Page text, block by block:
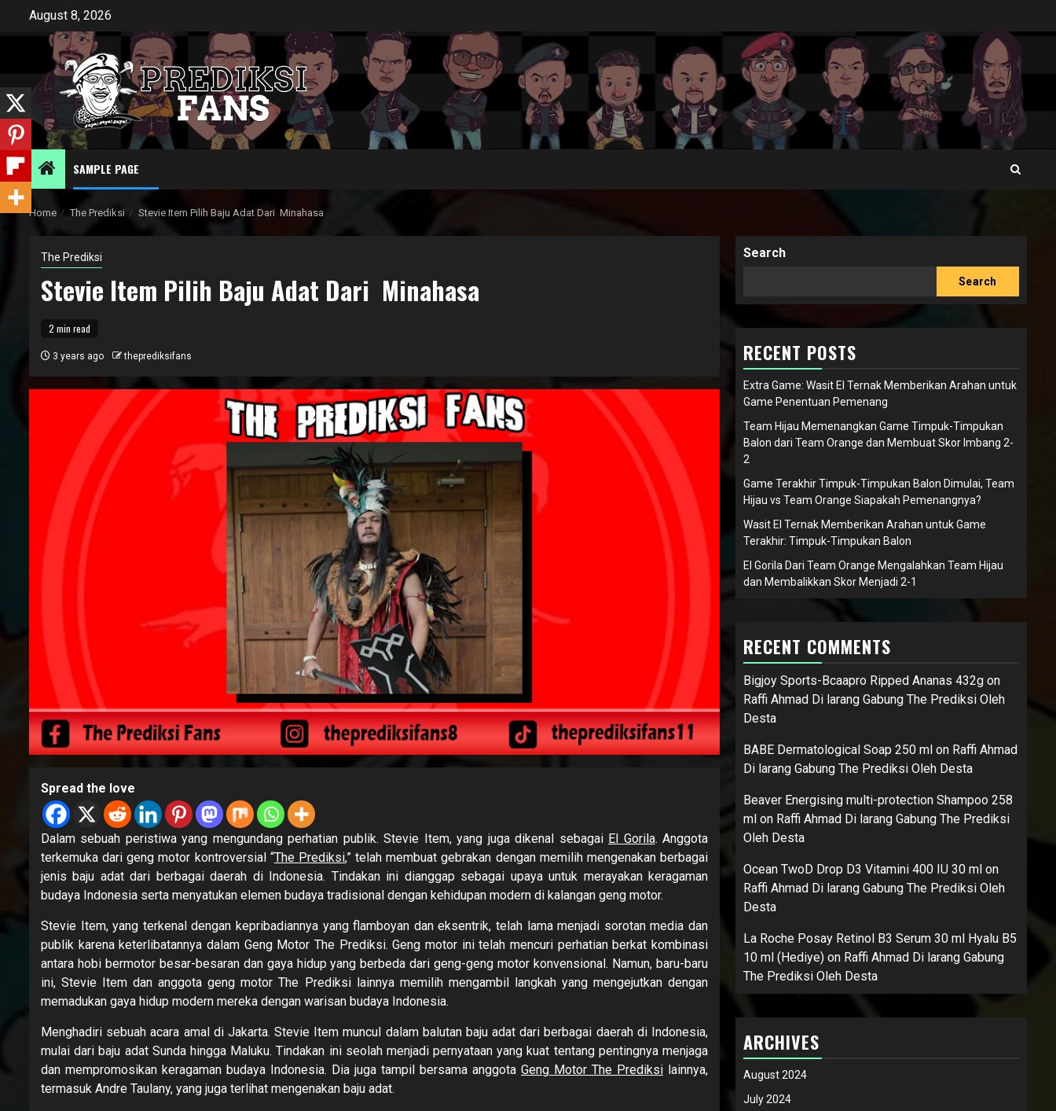
August 8, 2026
SAMPLE PAGE
Home The Prediksi Stevie Item Pilih Baju Adat Dari Minahasa
The Prediksi
Stevie Item Pilih Baju Adat Dari Minahasa
2 min read
3 years ago theprediksifans
Spread the love
Dalam sebuah peristiwa yang mengundang perhatian publik. Stevie Item, yang juga dikenal sebagai El Gorila. Anggota
terkemuka dari geng motor kontroversial “The Prediksi,” telah membuat gebrakan dengan memilih mengenakan berbagai
jenis baju adat dari berbagai daerah di Indonesia. Tindakan ini dianggap sebagai upaya untuk merayakan keragaman
budaya Indonesia serta menyatukan elemen budaya tradisional dengan kehidupan modern di kalangan geng motor.
Stevie Item, yang terkenal dengan kepribadiannya yang flamboyan dan eksentrik, telah lama menjadi sorotan media dan
publik karena keterlibatannya dalam Geng Motor The Prediksi. Geng motor ini telah mencuri perhatian berkat kombinasi
antara hobi bermotor besar-besaran dan gaya hidup yang berbeda dari geng-geng motor konvensional. Namun, baru-baru
ini, Stevie Item dan anggota geng motor The Prediksi lainnya memilih mengambil langkah yang mengejutkan dengan
memadukan gaya hidup modern mereka dengan warisan budaya Indonesia.
Menghadiri sebuah acara amal di Jakarta. Stevie Item muncul dalam balutan baju adat dari berbagai daerah di Indonesia,
mulai dari baju adat Sunda hingga Maluku. Tindakan ini seolah menjadi pernyataan yang kuat tentang pentingnya menjaga
dan mempromosikan keragaman budaya Indonesia. Dia juga tampil bersama anggota Geng Motor The Prediksi lainnya,
termasuk Andre Taulany, yang juga terlihat mengenakan baju adat.
Search
Search
RECENT POSTS
Extra Game: Wasit El Ternak Memberikan Arahan untuk
Game Penentuan Pemenang
Team Hijau Memenangkan Game Timpuk-Timpukan
Balon dari Team Orange dan Membuat Skor Imbang 2-
2
Game Terakhir Timpuk-Timpukan Balon Dimulai, Team
Hijau vs Team Orange Siapakah Pemenangnya?
Wasit El Ternak Memberikan Arahan untuk Game
Terakhir: Timpuk-Timpukan Balon
El Gorila Dari Team Orange Mengalahkan Team Hijau
dan Membalikkan Skor Menjadi 2-1
RECENT COMMENTS
Bigjoy Sports-Bcaapro Ripped Ananas 432g on
Raffi Ahmad Di larang Gabung The Prediksi Oleh
Desta
BABE Dermatological Soap 250 ml on Raffi Ahmad
Di larang Gabung The Prediksi Oleh Desta
Beaver Energising multi-protection Shampoo 258
ml on Raffi Ahmad Di larang Gabung The Prediksi
Oleh Desta
Ocean TwoD Drop D3 Vitamini 400 IU 30 ml on
Raffi Ahmad Di larang Gabung The Prediksi Oleh
Desta
La Roche Posay Retinol B3 Serum 30 ml Hyalu B5
10 ml (Hediye) on Raffi Ahmad Di larang Gabung
The Prediksi Oleh Desta
ARCHIVES
August 2024
July 2024